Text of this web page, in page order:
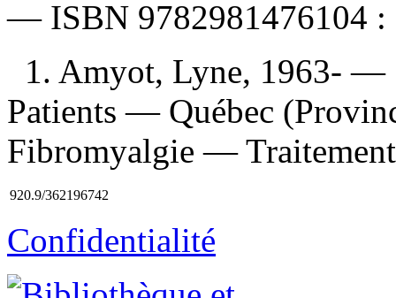
— ISBN 9782981476104 :
1. Amyot, Lyne, 1963-
Patients — Québec
Fibromyalgie —
920.9/362196742
Confidentialité